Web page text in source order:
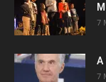
7
A
7